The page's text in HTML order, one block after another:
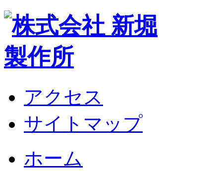
アクセス
サイトマップ
ホーム